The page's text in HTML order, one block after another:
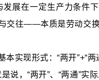
展在一定生产力条件
交往——本质是劳动交
实现形式：“两开”+“
说，“两开”、“两通”实